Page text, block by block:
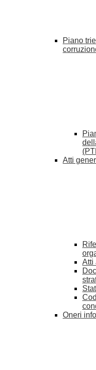
Piano
Atti
Atti
Oneri